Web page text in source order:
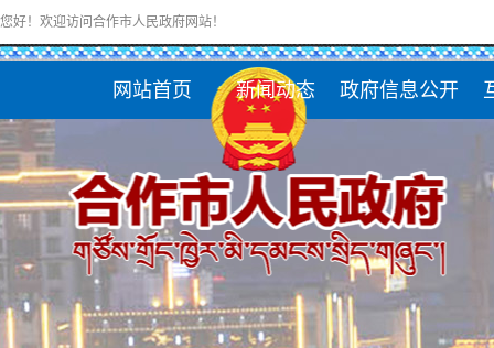
您好！欢迎访问合作市人民政府网站！
网站首页 新闻动态 政府信息公开